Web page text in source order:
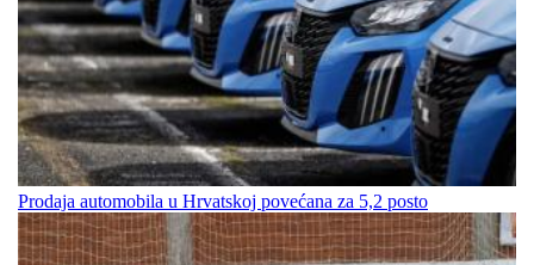
Prodaja automobila u Hrvatskoj povećana za 5,2 posto